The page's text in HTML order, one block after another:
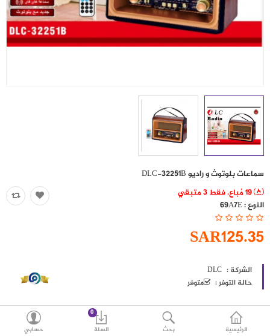
المنزل
العناية الشخصية
اكسسوارات
العروض
منوع
شرائح بيانات ومكالمات
مقارنة
اللغات
الرئيسية بحث
0
السلة
حسابي
سماعات بلوتوث و راديو DLC-32251B
النوع :69A7E
SAR125.35
الشركة : DLC
حالة التوفر :
متوفر